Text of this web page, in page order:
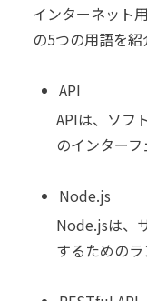
インターネット
の5つの用語を紹
API
APIは、ソフ
のインターフ
Node.js
Node.jsは、
するためのラ